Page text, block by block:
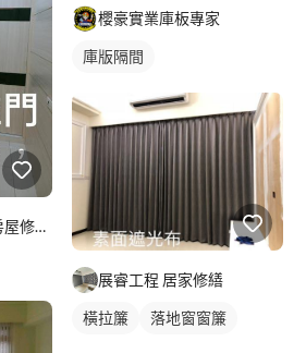
帆船世界木作裝修房屋修繕工程
櫻豪實業庫板專家
庫版隔間
展睿工程 居家修繕
橫拉簾 落地窗窗簾